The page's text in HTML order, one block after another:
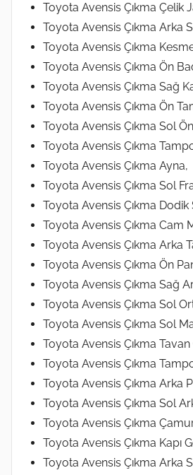
Toyota Avensis Çıkma Çelik
Toyota Avensis Çıkma Arka
Toyota Avensis Çıkma
Toyota Avensis Çıkma Ön
Toyota Avensis Çıkma Sağ
Toyota Avensis Çıkma Ön
Toyota Avensis Çıkma Sol Ön
Toyota Avensis Çıkma
Toyota Avensis Çıkma Ayna,
Toyota Avensis Çıkma Sol
Toyota Avensis Çıkma Dodik
Toyota Avensis Çıkma Cam
Toyota Avensis Çıkma Arka
Toyota Avensis Çıkma Ön
Toyota Avensis Çıkma Sağ
Toyota Avensis Çıkma Sol
Toyota Avensis Çıkma Sol
Toyota Avensis Çıkma Tavan
Toyota Avensis Çıkma
Toyota Avensis Çıkma Arka
Toyota Avensis Çıkma Sol
Toyota Avensis Çıkma
Toyota Avensis Çıkma Kapı
Toyota Avensis Çıkma Arka